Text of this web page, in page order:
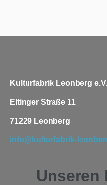
Kulturfabrik Leonberg e.V.
Eltinger Straße 11
71229 Leonberg
info@kulturfabrik-
Unseren